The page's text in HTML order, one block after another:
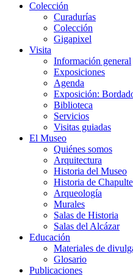
Colección
Curadurías
Colección
Gigapixel
Visita
Información general
Exposiciones
Agenda
Exposición:
Biblioteca
Servicios
Visitas guiadas
El Museo
Quiénes somos
Arquitectura
Historia del Museo
Historia de
Arqueología
Murales
Salas de Historia
Salas del Alcázar
Educación
Materiales de
Glosario
Publicaciones